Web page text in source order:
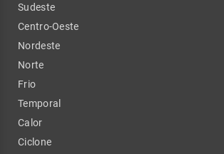
Sudeste
Centro-Oeste
Nordeste
Norte
Frio
Temporal
Calor
Ciclone